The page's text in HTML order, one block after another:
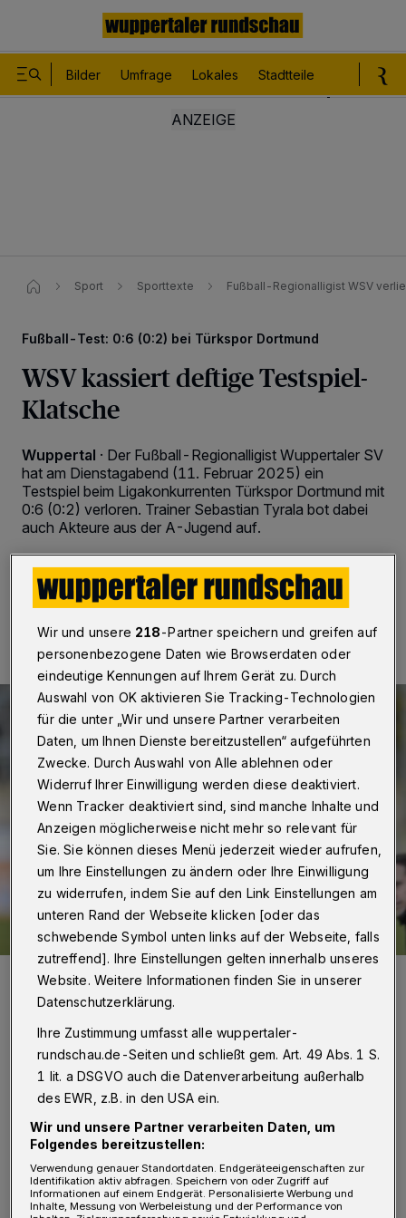
Bilder Umfrage Lokales Stadtteile
Sport Sporttexte Fußball-Regionalligist WSV
Fußball-Test: 0:6 (0:2) bei Türkspor Dortmund
WSV kassiert deftige Testspiel-
Klatsche
Wuppertal · Der Fußball-Regionalligist Wuppertaler SV
hat am Dienstagabend (11. Februar 2025) ein
Testspiel beim Ligakonkurrenten Türkspor Dortmund mit
0:6 (0:2) verloren. Trainer Sebastian Tyrala bot dabei
auch Akteure aus der A-Jugend auf.
11.02.2025 , 18:47 Uhr 2 Minuten Lesezeit
Trainer Sebastian Tyrala.
Von Jörn Koldehoff
D er WSV startete mit folgender Elf:
Luyambula - Nishi, Dal, Terrazino,
Wir und unsere 218-Partner speichern und greifen auf
personenbezogene Daten wie Browserdaten oder
eindeutige Kennungen auf Ihrem Gerät zu. Durch
Auswahl von OK aktivieren Sie Tracking-Technologien
für die unter „Wir und unsere Partner verarbeiten
Daten, um Ihnen Dienste bereitzustellen“ aufgeführten
Zwecke. Durch Auswahl von Alle ablehnen oder
Widerruf Ihrer Einwilligung werden diese deaktiviert.
Wenn Tracker deaktiviert sind, sind manche Inhalte und
Anzeigen möglicherweise nicht mehr so relevant für
Sie. Sie können dieses Menü jederzeit wieder aufrufen,
um Ihre Einstellungen zu ändern oder Ihre Einwilligung
zu widerrufen, indem Sie auf den Link Einstellungen am
unteren Rand der Webseite klicken [oder das
schwebende Symbol unten links auf der Webseite, falls
zutreffend]. Ihre Einstellungen gelten innerhalb unseres
Website. Weitere Informationen finden Sie in unserer
Datenschutzerklärung.
Ihre Zustimmung umfasst alle wuppertaler-
rundschau.de-Seiten und schließt gem. Art. 49 Abs. 1 S.
1 lit. a DSGVO auch die Datenverarbeitung außerhalb
des EWR, z.B. in den USA ein.
Wir und unsere Partner verarbeiten Daten, um
Folgendes bereitzustellen:
Verwendung genauer Standortdaten. Endgeräteeigenschaften zur
Identifikation aktiv abfragen. Speichern von oder Zugriff auf
Informationen auf einem Endgerät. Personalisierte Werbung und
Inhalte, Messung von Werbeleistung und der Performance von